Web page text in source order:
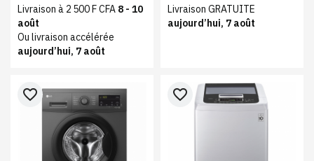
Livraison à 2 500 F CFA 8 - 10
août
Ou livraison accélérée
aujourd’hui, 7 août
Livraison GRATUITE
aujourd’hui, 7 août
favorite_border favorite_border